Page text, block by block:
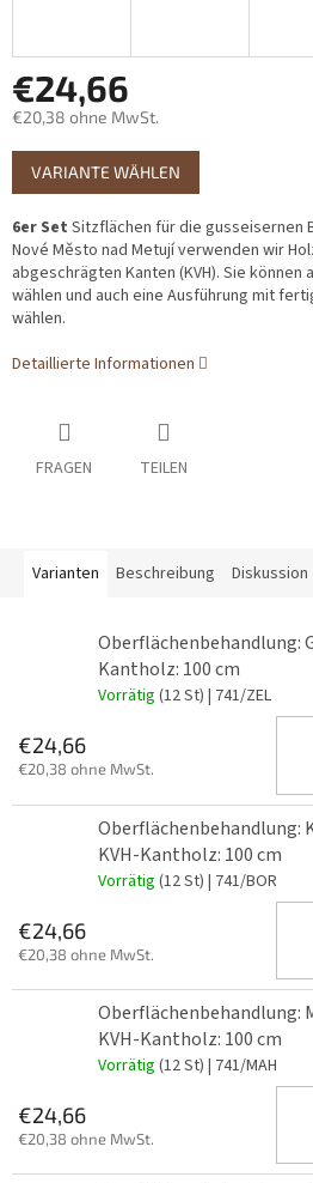
€24,66
€20,38 ohne MwSt.
Verkaufspreis:
VARIANTE WÄHLEN
6er Set Sitzflächen für die gusseisernen
Nové Město nad Metují verwenden wir
abgeschrägten Kanten (KVH). Sie können
wählen und auch eine Ausführung mit
wählen.
Detaillierte Informationen
FRAGEN TEILEN
Varianten Beschreibung Diskussion
Oberflächenbehandlung:
Kantholz: 100 cm
Vorrätig (12 St) | 741/ZEL
€24,66
€20,38 ohne MwSt.
Oberflächenbehandlung:
KVH-Kantholz: 100 cm
Vorrätig (12 St) | 741/BOR
€24,66
€20,38 ohne MwSt.
Oberflächenbehandlung:
KVH-Kantholz: 100 cm
Vorrätig (12 St) | 741/MAH
€24,66
€20,38 ohne MwSt.